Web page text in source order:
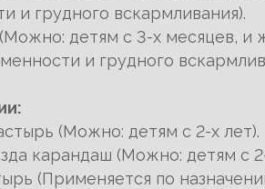
и грудного вскармливания).
детям с 3-х месяцев,
и грудного
(Можно: детям с 2-х лет).
карандаш (Можно: детям с
(Применяется по